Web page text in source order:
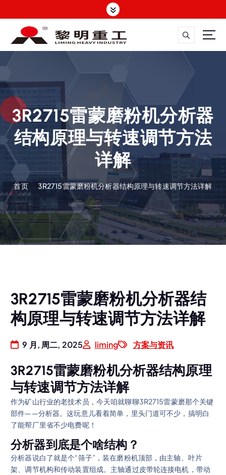
转
容 大修渣磨粉机，矿渣立磨
3R2715雷蒙磨粉机分析器
结构原理与转速调节方法
详解
首页 3R2715雷蒙磨粉机分析器结构原理与转速调节方法详解
3R2715雷蒙磨粉机分析器结
构原理与转速调节方法详解
9 月, 周二, 2025 liming 方案与资讯
3R2715雷蒙磨粉机分析器结构原理
与转速调节方法详解
作为矿山行业的老技术员，今天咱就聊聊3R2715雷蒙磨那个关键
部件——分析器。这玩意儿看着简单，里头门道可不少，搞明白
了能帮厂里省不少电费呢！
分析器到底是个啥结构？
分析器说白了就是个“筛子”，装在磨粉机顶部，由主轴、叶片
架、调节机构和传动装置组成。主轴通过皮带轮连接电机，带动